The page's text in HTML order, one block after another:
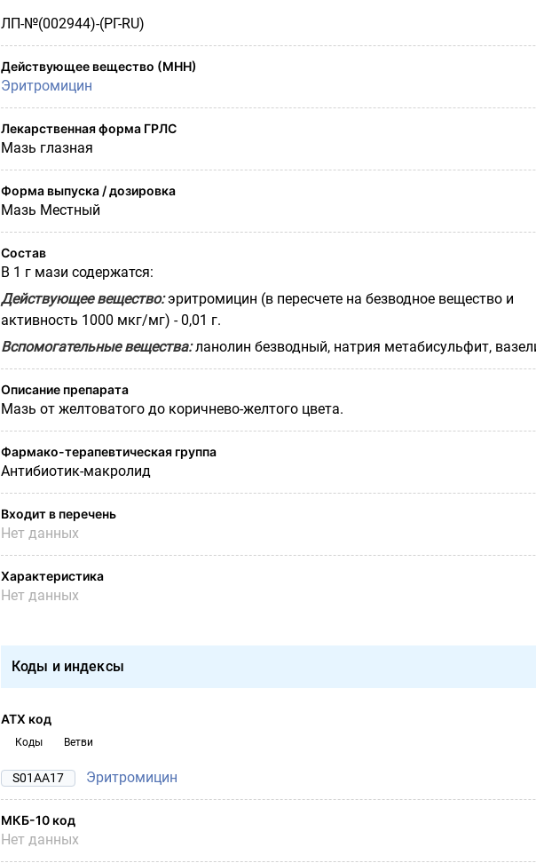
ЛП-№(002944)-(РГ-RU)
Действующее вещество (МНН)
Эритромицин
Лекарственная форма ГРЛС
Мазь глазная
Форма выпуска / дозировка
Мазь Местный
Состав
В 1 г мази содержатся:
Действующее вещество:эритромицин (в пересчете на безводное вещество и
активность 1000 мкг/мг) - 0,01 г.
Вспомогательные вещества:ланолин безводный, натрия метабисульфит,
Описание препарата
Мазь от желтоватого до коричнево-желтого цвета.
Фармако-терапевтическая группа
Антибиотик-макролид
Входит в перечень
Нет данных
Характеристика
Нет данных
Коды и индексы
АТХ код
Коды Ветви
S01AA17 Эритромицин
МКБ-10 код
Нет данных